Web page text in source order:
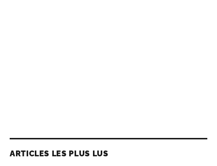
ARTICLES LES PLUS LUS